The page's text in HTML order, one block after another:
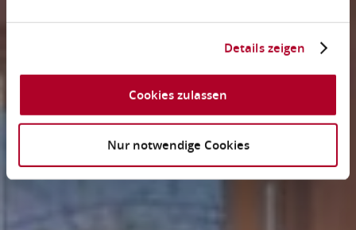
Details zeigen
Cookies zulassen
Nur notwendige Cookies